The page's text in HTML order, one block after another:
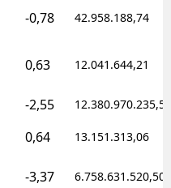
-0,78 42.958.188,74
0,63 12.041.644,21
-2,55 12.380.970.235,50
0,64 13.151.313,06
-3,37 6.758.631.520,50